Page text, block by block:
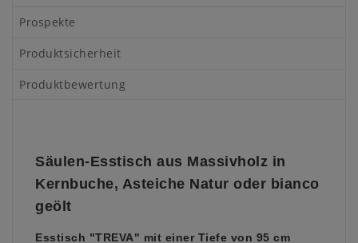
Prospekte
Produktsicherheit
Produktbewertung
Säulen-Esstisch aus Massivholz in
Kernbuche, Asteiche Natur oder bianco
geölt
Esstisch "TREVA" mit einer Tiefe von 95 cm